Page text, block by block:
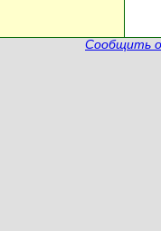
Сообщить о